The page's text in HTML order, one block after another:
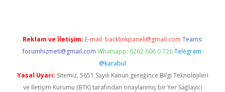
Reklam ve İletişim: E-mail: backlinkpaneli@gmail.com Teams:
forumhizmeti@gmail.com Whatsapp: 0262 606 0 726 Telegram:
@karabul
Yasal Uyarı: Sitemiz, 5651 Sayılı Kanun gereğince Bilgi Teknolojileri
ve İletişim Kurumu (BTK) tarafından onaylanmış bir Yer Sağlayıcı